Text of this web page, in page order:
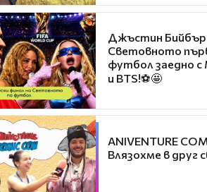
Джъстин Бийбър
Световното
футбол заедно
и BTS!⚽🤩
ANIVENTURE
Влязохме в друг